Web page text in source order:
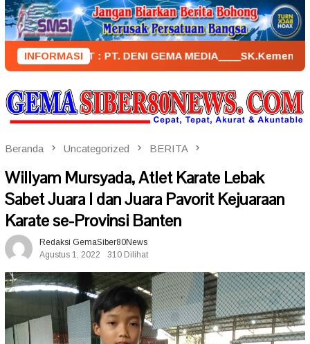
Loncat
ke
konten
INFORMASI: PT. DENI GEMA MEDIA____SK.KemenkumHam :
Beranda Uncategorized BERITA
Willyam Mursyada, Atlet Karate Lebak
Sabet Juara I dan Juara Pavorit Kejuaraan
Karate se-Provinsi Banten
Redaksi GemaSiber80News
Agustus 1, 2022
310 Dilihat